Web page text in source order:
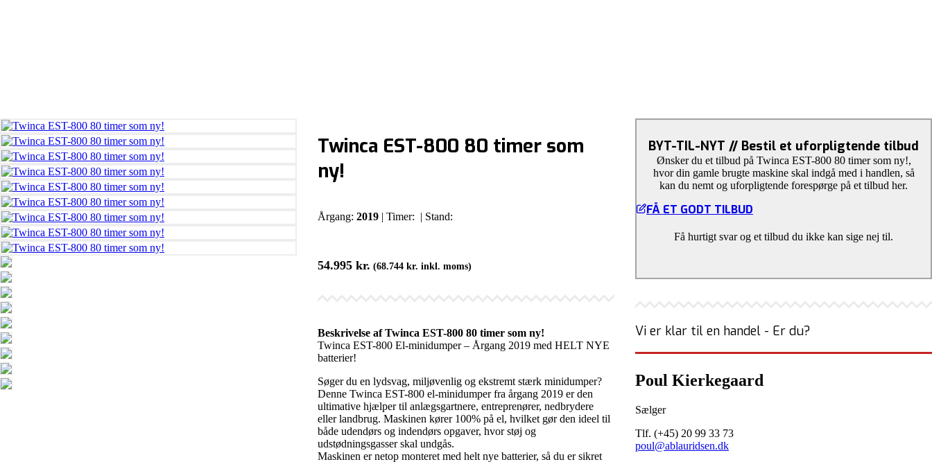
Twinca EST-800 80 timer som
ny!
Årgang: 2019 | Timer: | Stand:
54.995 kr. (68.744 kr. inkl. moms)
Beskrivelse af Twinca EST-800 80 timer som ny!
Twinca EST-800 El-minidumper – Årgang 2019 med HELT NYE
batterier!
Søger du en lydsvag, miljøvenlig og ekstremt stærk minidumper?
Denne Twinca EST-800 el-minidumper fra årgang 2019 er den
ultimative hjælper til anlægsgartnere, entreprenører, nedbrydere
eller landbrug. Maskinen kører 100% på el, hvilket gør den ideel til
både udendørs og indendørs opgaver, hvor støj og
udstødningsgasser skal undgås.
Maskinen er netop monteret med helt nye batterier, så du er sikret
BYT-TIL-NYT // Bestil et uforpligtende tilbud
Ønsker du et tilbud på Twinca EST-800 80 timer som ny!,
hvor din gamle brugte maskine skal indgå med i handlen, så
kan du nemt og uforpligtende forespørge på et tilbud her.
FÅ ET GODT TILBUD
Få hurtigt svar og et tilbud du ikke kan sige nej til.
Vi er klar til en handel - Er du?
Poul Kierkegaard
Sælger
Tlf. (+45) 20 99 33 73
poul@ablauridsen.dk